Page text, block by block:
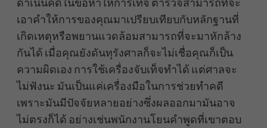
เอาคำให้การของคุณมาเปรียบเทียบกับหลักฐานที่
เกิดเหตุหรือพยานแวดล้อมสามารถที่จะมาหักล้าง
กันได้ เมื่อคุณยังดันทุรังศาลก็จะไม่เชื่อคุณก็เป็น
ความผิดเอง การใช้เครื่องจับเท็จทำได้ แต่ศาลจะ
ไม่ฟังนะ มันเป็นแค่เครื่องมือในการช่วยทำคดี
เพราะมันมีปัจจัยหลายอย่างซึ่งผลออกมามันอาจ
ไม่ตรงก็ได้ อย่างเช่นพนักงานโยนคำพูดที่เขาตอบ